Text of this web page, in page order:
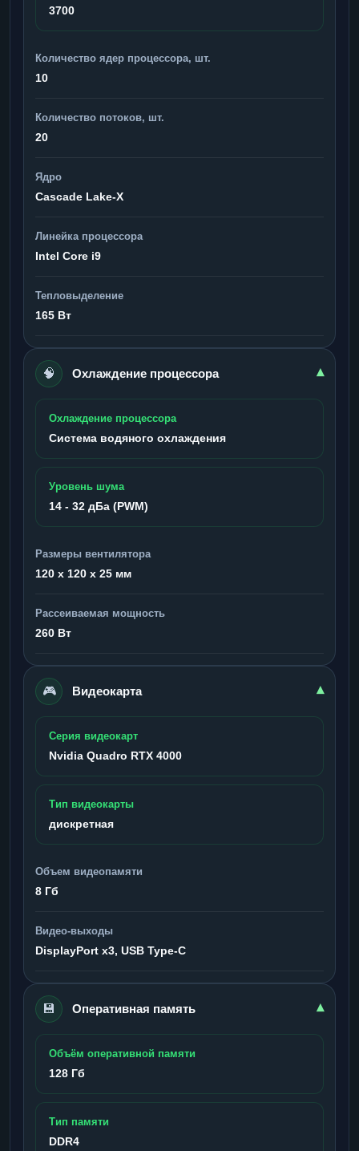
3700
Количество ядер процессора, шт.
10
Количество потоков, шт.
20
Ядро
Cascade Lake-X
Линейка процессора
Intel Core i9
Тепловыделение
165 Вт
🧠 Охлаждение процессора ▾
Охлаждение процессора
Система водяного охлаждения
Уровень шума
14 - 32 дБа (PWM)
Размеры вентилятора
120 x 120 x 25 мм
Рассеиваемая мощность
260 Вт
🎮 Видеокарта ▾
Серия видеокарт
Nvidia Quadro RTX 4000
Тип видеокарты
дискретная
Объем видеопамяти
8 Гб
Видео-выходы
DisplayPort x3, USB Type-C
💾 Оперативная память ▾
Объём оперативной памяти
128 Гб
Тип памяти
DDR4